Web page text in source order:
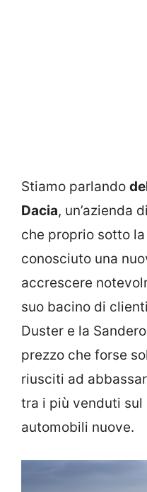
Stiamo parlando
Dacia, un’azienda
che proprio sotto
conosciuto una
accrescere
suo bacino di
Duster e la
prezzo che forse
riusciti ad
tra i più venduti sul
automobili nuove.